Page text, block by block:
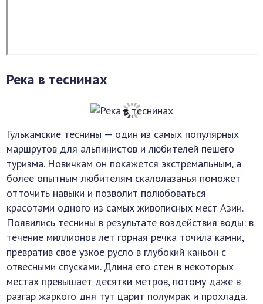
Река в теснинах
Гулькамские теснины — один из самых популярных
маршрутов для альпинистов и любителей пешего
туризма. Новичкам он покажется экстремальным, а
более опытным любителям скалолазанья поможет
отточить навыки и позволит полюбоваться
красотами одного из самых живописных мест Азии.
Появились теснины в результате воздействия воды: в
течение миллионов лет горная речка точила камни,
превратив своё узкое русло в глубокий каньон с
отвесными спусками. Длина его стен в некоторых
местах превышает десятки метров, потому даже в
разгар жаркого дня тут царит полумрак и прохлада.